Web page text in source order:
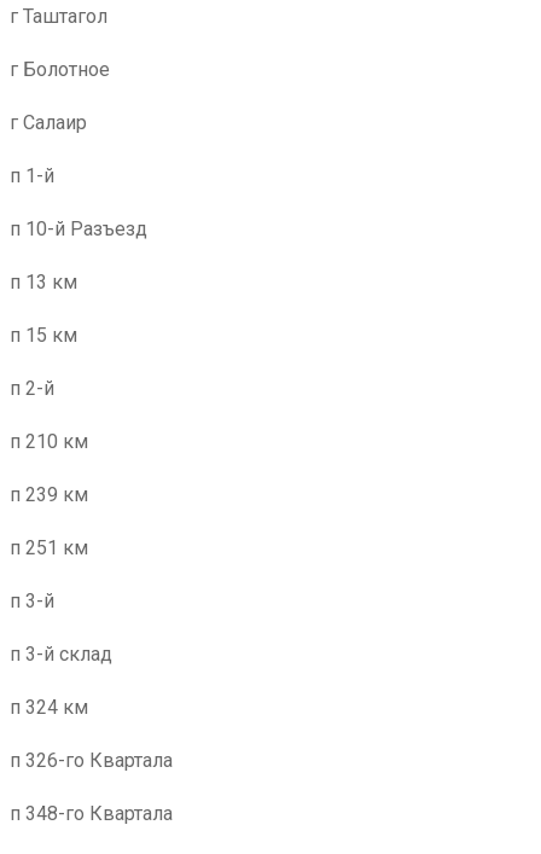
г Таштагол
г Болотное
г Салаир
п 1-й
п 10-й Разъезд
п 13 км
п 15 км
п 2-й
п 210 км
п 239 км
п 251 км
п 3-й
п 3-й склад
п 324 км
п 326-го Квартала
п 348-го Квартала